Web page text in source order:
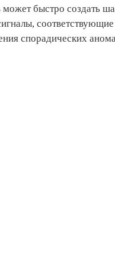
быстро создать
соответствующие
спорадических